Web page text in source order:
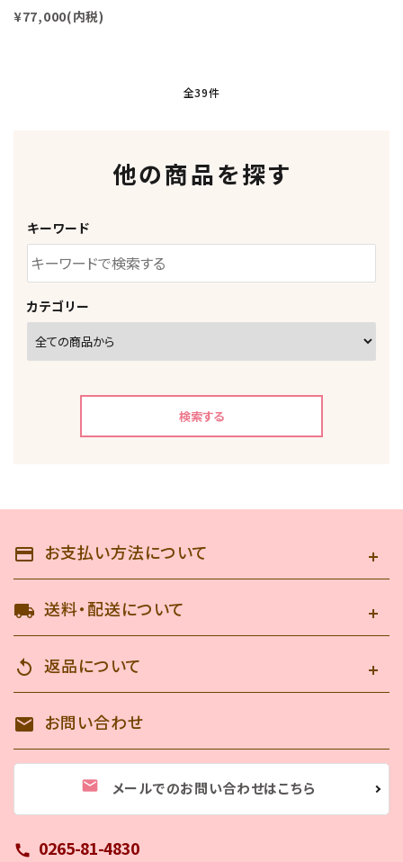
¥77,000(内税)
全39件
他の商品を探す
キーワード
カテゴリー
検索する
キーワード
検索する
payment お支払い方法について
local_shipping 送料・配送について
replay 返品について
mail お問い合わせ
mail メールでのお問い合わせはこちら
call 0265-81-4830